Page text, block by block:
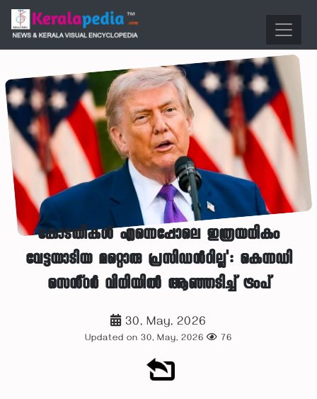
കോടതികൾ എന്നെപ്പോലെ ഇത്രയധികം
വേട്ടയാടിയ മറ്റൊരു പ്രസിഡന്‍റില്ല': കെന്നഡി
സെൻ്റർ വിധിയിൽ ആഞ്ഞടിച്ച് ട്രംപ്
30, May, 2026
Updated on 30, May, 2026 76